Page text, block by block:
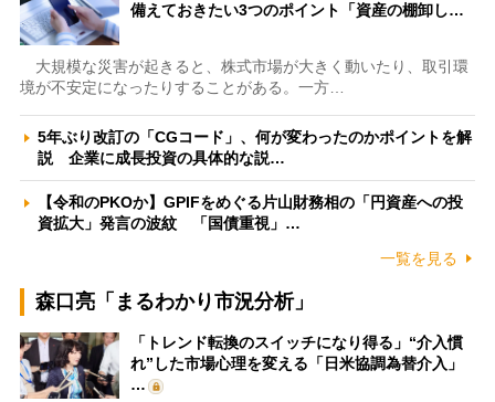
備えておきたい3つのポイント「資産の棚卸し…
大規模な災害が起きると、株式市場が大きく動いたり、取引環
境が不安定になったりすることがある。一方…
5年ぶり改訂の「CGコード」、何が変わったのかポイントを解
説 企業に成長投資の具体的な説…
【令和のPKOか】GPIFをめぐる片山財務相の「円資産への投
資拡大」発言の波紋 「国債重視」…
一覧を見る
森口亮「まるわかり市況分析」
「トレンド転換のスイッチになり得る」“介入慣
れ”した市場心理を変える「日米協調為替介入」
…